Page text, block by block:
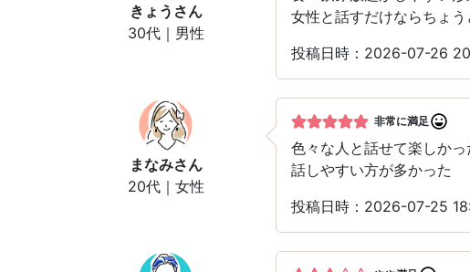
きょう さん
30代｜男性
女性と話すだけならちょう
投稿日時：2026-07-26
まなみさん
20代｜女性
非常に満足
色々な人と話せて楽しかっ
話しやすい方が多かった
投稿日時：2026-07-25